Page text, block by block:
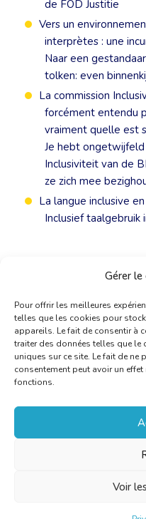
Gérer
Pour offrir les meilleures
telles que les cookies pour
appareils. Le fait de consentir à
traiter des données telles que
uniques sur ce site. Le fait de ne
consentement peut avoir un
fonctions.
Voir
de FOD Justitie
Vers un
interprètes : une
Naar een
tolken: even
La commission
forcément entendu
vraiment quelle est
Je hebt
Inclusiviteit van de
ze zich mee
La langue inclusive
Inclusief taalgebruik